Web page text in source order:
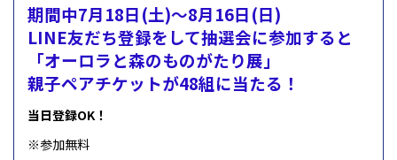
期間中7月18日(土)～8月16日(日)
LINE友だち登録をして抽選会に参加すると
「オーロラと森のものがたり展」
親子ペアチケットが48組に当たる！
当日登録OK！
※参加無料